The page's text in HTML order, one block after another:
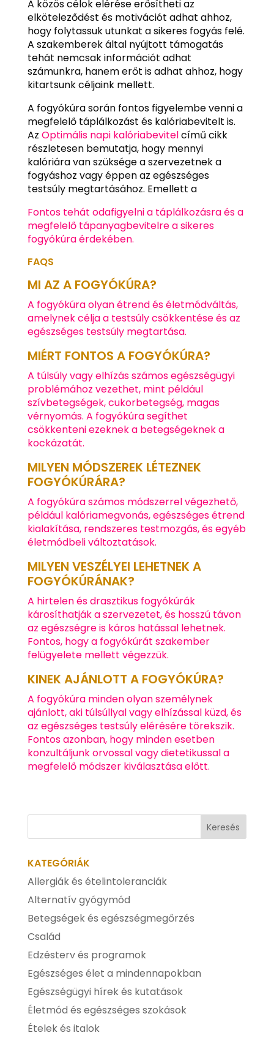
A közös célok elérése erősítheti az
elköteleződést és motivációt adhat ahhoz,
hogy folytassuk utunkat a sikeres fogyás felé.
A szakemberek által nyújtott támogatás
tehát nemcsak információt adhat
számunkra, hanem erőt is adhat ahhoz, hogy
kitartsunk céljaink mellett.
A fogyókúra során fontos figyelembe venni a
megfelelő táplálkozást és kalóriabevitelt is.
Az Optimális napi kalóriabevitelcímű cikk
részletesen bemutatja, hogy mennyi
kalóriára van szüksége a szervezetnek a
fogyáshoz vagy éppen az egészséges
testsúly megtartásához. Emellett a
Fontos tehát odafigyelni a táplálkozásra és a
megfelelő tápanyagbevitelre a sikeres
fogyókúra érdekében.
FAQS
MI AZ A FOGYÓKÚRA?
A fogyókúra olyan étrend és életmódváltás,
amelynek célja a testsúly csökkentése és az
egészséges testsúly megtartása.
MIÉRT FONTOS A FOGYÓKÚRA?
A túlsúly vagy elhízás számos egészségügyi
problémához vezethet, mint például
szívbetegségek, cukorbetegség, magas
vérnyomás. A fogyókúra segíthet
csökkenteni ezeknek a betegségeknek a
kockázatát.
MILYEN MÓDSZEREK LÉTEZNEK
FOGYÓKÚRÁRA?
A fogyókúra számos módszerrel végezhető,
például kalóriamegvonás, egészséges étrend
kialakítása, rendszeres testmozgás, és egyéb
életmódbeli változtatások.
MILYEN VESZÉLYEI LEHETNEK A
FOGYÓKÚRÁNAK?
A hirtelen és drasztikus fogyókúrák
károsíthatják a szervezetet, és hosszú távon
az egészségre is káros hatással lehetnek.
Fontos, hogy a fogyókúrát szakember
felügyelete mellett végezzük.
KINEK AJÁNLOTT A FOGYÓKÚRA?
A fogyókúra minden olyan személynek
ajánlott, aki túlsúllyal vagy elhízással küzd, és
az egészséges testsúly elérésére törekszik.
Fontos azonban, hogy minden esetben
konzultáljunk orvossal vagy dietetikussal a
megfelelő módszer kiválasztása előtt.
KATEGÓRIÁK
Allergiák és ételintoleranciák
Alternatív gyógymód
Betegségek és egészségmegőrzés
Család
Edzésterv és programok
Egészséges élet a mindennapokban
Egészségügyi hírek és kutatások
Életmód és egészséges szokások
Ételek és italok